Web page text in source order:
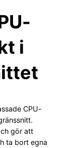
i
CPU-
gör att
ta bort egna